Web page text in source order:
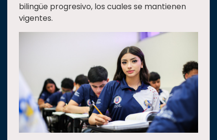
bilingüe progresivo, los cuales se mantienen
vigentes.